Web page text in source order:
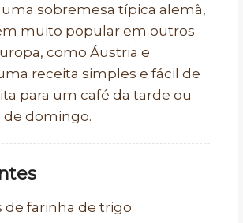
sobremesa típica alemã,
muito popular em outros
como Áustria e
receita simples e fácil de
para um café da tarde ou
de domingo.
de farinha de trigo